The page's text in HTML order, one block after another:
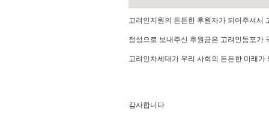
고려인지원의 든든한 후원자가 되어주셔서
정성으로 보내주신 후원금은 고려인동포가
고려인차세대가 우리 사회의 든든한 미래
감사합니다